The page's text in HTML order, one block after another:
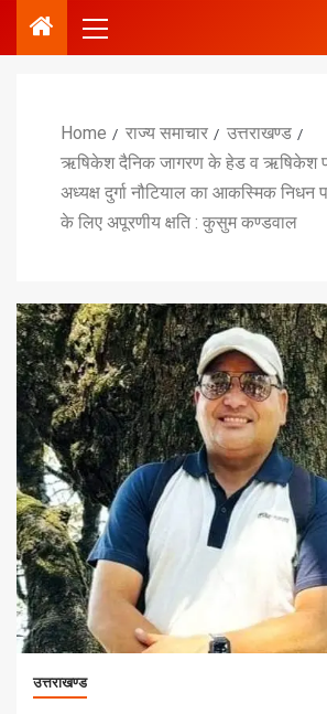
Home राज्य समाचार
उत्तराखण्ड
ऋषिकेश दैनिक जागरण के हेड व ऋषिकेश
अध्यक्ष दुर्गा नौटियाल का आकस्मिक निधन
के लिए अपूरणीय क्षति : कुसुम कण्डवाल
उत्तराखण्ड